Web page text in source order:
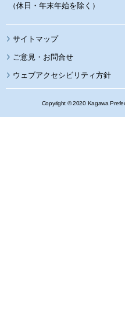
（休日・年末年始を除く）
サイトマップ
ウェブアクセシビリティ方針
Copyright © 2020 Kagawa